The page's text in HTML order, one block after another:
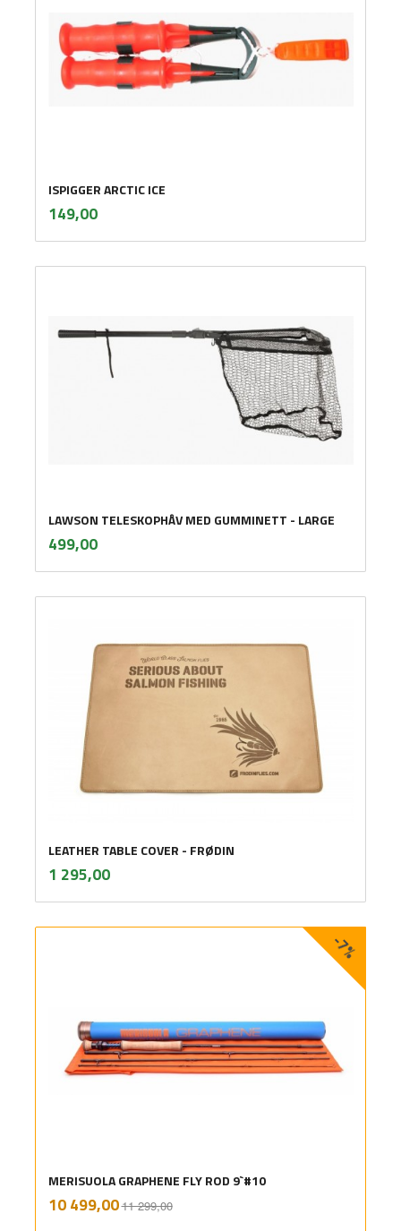
ISPIGGER ARCTIC ICE
Pris
149,00mva.
LAWSON TELESKOPHÅV MED GUMMINETT - LARGE
Pris
499,00mva.
LEATHER TABLE COVER - FRØDIN
Pris
1 295,00mva.
MERISUOLA GRAPHENE FLY ROD 9`#10
Tilbud
10 499,0011 299,00
-7%
mva.